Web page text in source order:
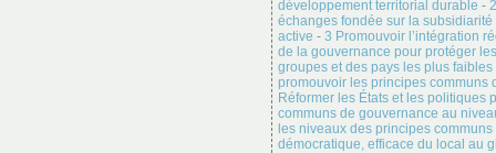
développement territorial durable -
échanges fondée sur la subsidiarité
active - 3 Promouvoir l’intégration
de la gouvernance pour protéger
groupes et des pays les plus faibles
promouvoir les principes communs
Réformer les États et les politiques
communs de gouvernance au
les niveaux des principes
démocratique, efficace du local au